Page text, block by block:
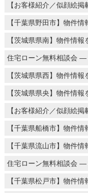
【お客様紹介／似顔絵
【千葉県野田市】物件情
【茨城県県南】物件情報
住宅ローン無料相談会 ―
【茨城県県西】物件情報
【茨城県県央】物件情報
【お客様紹介／似顔絵
【千葉県船橋市】物件情
【千葉県流山市】物件情
住宅ローン無料相談会 ―
【千葉県松戸市】物件情